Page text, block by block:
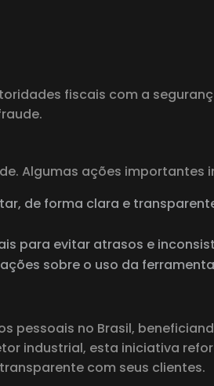
fiscais com a
Algumas ações importantes
de forma clara e
para evitar atrasos e
sobre o uso da
pessoais no Brasil,
industrial, esta iniciativa
com seus clientes.